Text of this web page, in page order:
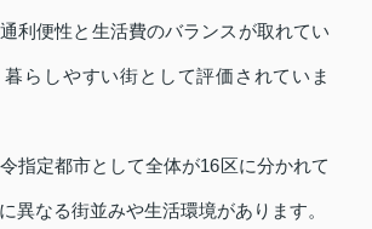
利便性と生活費のバランスが取れてい
らしやすい街として評価されていま
指定都市として全体が16区に分かれて
異なる街並みや生活環境があります。